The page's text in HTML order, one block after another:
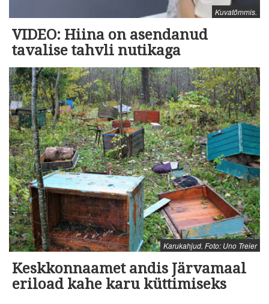
Kuvatõmmis.
VIDEO: Hiina on asendanud
tavalise tahvli nutikaga
Karukahjud. Foto: Uno Treier
Keskkonnaamet andis Järvamaal
eriload kahe karu küttimiseks